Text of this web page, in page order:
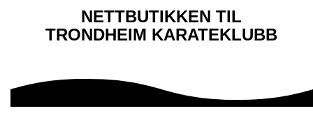
NETTBUTIKKEN TIL
TRONDHEIM KARATEKLUBB